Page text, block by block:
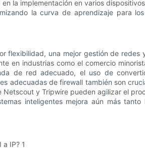
la implementación en varios
la curva de aprendizaje para
flexibilidad, una mejor gestión de
en industrias como el comercio
de red adecuado, el uso de
adecuadas de firewall también son
y Tripwire pueden agilizar el
inteligentes mejora aún más tanto